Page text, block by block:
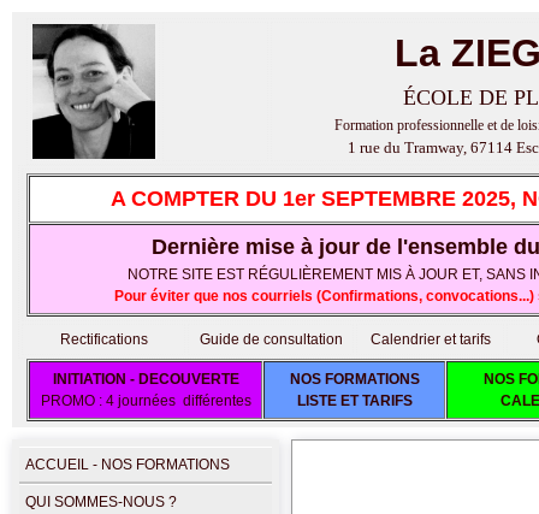
La
ÉCOLE DE
Formation professionnelle et de
1 rue du Tramway, 67114
A COMPTER DU 1er SEPTEMBRE 2025,
Dernière mise à jour de l'ensemble
NOTRE SITE EST RÉGULIÈREMENT MIS À JOUR ET,
Pour éviter que nos courriels (Confirmations,
Rectifications Guide de consultation Calendrier et tarifs
INITIATION - DECOUVERTE
PROMO : 4 journées différentes
NOS FORMATIONS
LISTE ET TARIFS
NOS
ACCUEIL - NOS FORMATIONS
QUI SOMMES-NOUS ?